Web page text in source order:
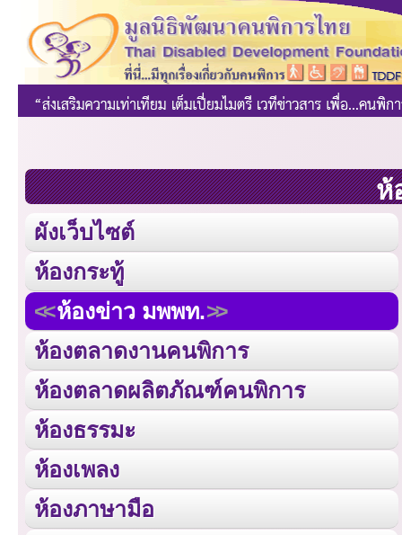
ห้
ผังเว็บไซต์
ห้องกระทู้
ห้องข่าว มพพท.
ห้องตลาดงานคนพิการ
ห้องตลาดผลิตภัณฑ์คนพิการ
ห้องธรรมะ
ห้องเพลง
ห้องภาษามือ